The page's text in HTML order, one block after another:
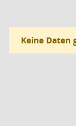
Keine Daten